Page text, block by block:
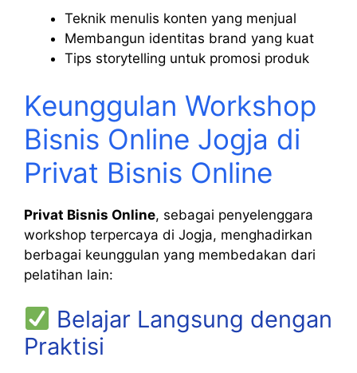
Teknik menulis konten yang menjual
Membangun identitas brand yang kuat
Tips storytelling untuk promosi produk
Keunggulan Workshop
Bisnis Online Jogja di
Privat Bisnis Online
Privat Bisnis Online, sebagai penyelenggara
workshop terpercaya di Jogja, menghadirkan
berbagai keunggulan yang membedakan dari
pelatihan lain:
Belajar Langsung dengan
Praktisi